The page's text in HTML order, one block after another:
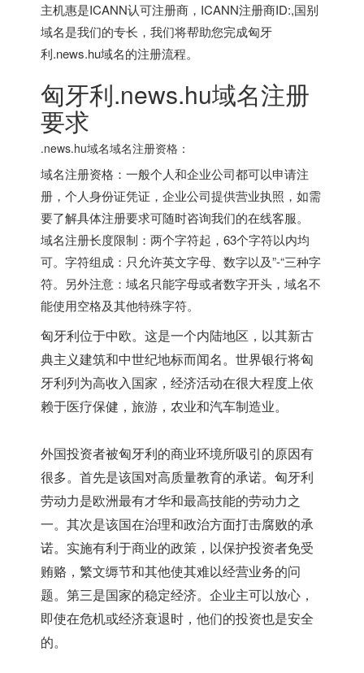
主机惠是ICANN认可注册商，ICANN注册商ID:,国别
域名是我们的专长，我们将帮助您完成匈牙
利.news.hu域名的注册流程。
匈牙利.news.hu域名注册
要求
.news.hu域名域名注册资格：
域名注册资格：一般个人和企业公司都可以申请注
册，个人身份证凭证，企业公司提供营业执照，如需
要了解具体注册要求可随时咨询我们的在线客服。
域名注册长度限制：两个字符起，63个字符以内均
可。字符组成：只允许英文字母、数字以及”-“三种字
符。另外注意：域名只能字母或者数字开头，域名不
能使用空格及其他特殊字符。
匈牙利位于中欧。这是一个内陆地区，以其新古
典主义建筑和中世纪地标而闻名。世界银行将匈
牙利列为高收入国家，经济活动在很大程度上依
赖于医疗保健，旅游，农业和汽车制造业。
外国投资者被匈牙利的商业环境所吸引的原因有
很多。首先是该国对高质量教育的承诺。匈牙利
劳动力是欧洲最有才华和最高技能的劳动力之
一。其次是该国在治理和政治方面打击腐败的承
诺。实施有利于商业的政策，以保护投资者免受
贿赂，繁文缛节和其他使其难以经营业务的问
题。第三是国家的稳定经济。企业主可以放心，
即使在危机或经济衰退时，他们的投资也是安全
的。